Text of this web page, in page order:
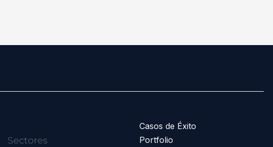
Sectores
Casos de Éxito
Portfolio